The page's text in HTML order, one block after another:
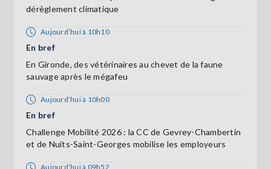
dérèglement climatique
Aujourd’hui à 10h10
En bref
En Gironde, des vétérinaires au chevet de la faune
sauvage après le mégafeu
Aujourd’hui à 10h00
En bref
Challenge Mobilité 2026 : la CC de Gevrey-Chambertin
et de Nuits-Saint-Georges mobilise les employeurs
Aujourd’hui à 09h52